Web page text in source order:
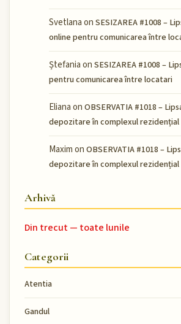
Svetlanaon SESIZAREA #1008 –
online pentru comunicarea între
Ștefaniaon SESIZAREA #1008 –
pentru comunicarea între locatari
Elianaon OBSERVATIA #1018 –
depozitare în complexul rezidențial
Maximon OBSERVATIA #1018 –
depozitare în complexul rezidențial
Arhivă
Din trecut — toate lunile
Categorii
Atentia
Gandul